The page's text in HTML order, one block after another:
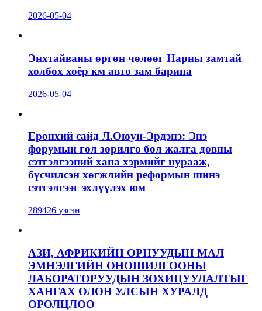
2026-05-04
Энхтайваны өргөн чөлөөг Нарны замтай
холбох хоёр км авто зам барина
2026-05-04
Ерөнхий сайд Л.Оюун-Эрдэнэ: Энэ
форумын гол зорилго бол жалга довны
сэтгэлгээний хана хэрмийг нурааж,
бүсчилсэн хөгжлийн реформын шинэ
сэтгэлгээг эхлүүлэх юм
289426 үзсэн
АЗИ, АФРИКИЙН ОРНУУДЫН МАЛ
ЭМНЭЛГИЙН ОНОШИЛГООНЫ
ЛАБОРАТОРУУДЫН ЗОХИЦУУЛАЛТЫГ
ХАНГАХ ОЛОН УЛСЫН ХУРАЛД
ОРОЛЦЛОО